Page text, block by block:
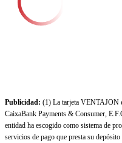
Publicidad: (1) La tarjeta VENTAJON
CaixaBank Payments & Consumer,
entidad ha escogido como sistema de
servicios de pago que presta su